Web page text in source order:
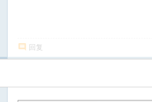
回复